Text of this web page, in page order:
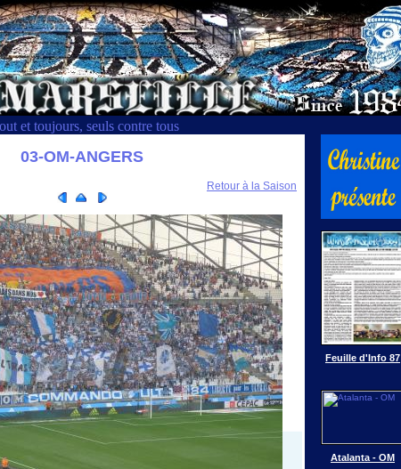
et toujours, seuls contre tous
03-OM-ANGERS
Retour à la Saison
Feuille d'Info 87
Atalanta - OM